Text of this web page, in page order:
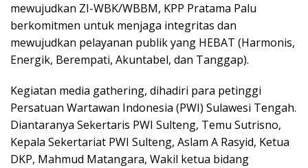
mewujudkan ZI-WBK/WBBM, KPP Pratama Palu
berkomitmen untuk menjaga integritas dan
mewujudkan pelayanan publik yang HEBAT (Harmonis,
Energik, Berempati, Akuntabel, dan Tanggap).
Kegiatan media gathering, dihadiri para petinggi
Persatuan Wartawan Indonesia (PWI) Sulawesi Tengah.
Diantaranya Sekertaris PWI Sulteng, Temu Sutrisno,
Kepala Sekertariat PWI Sulteng, Aslam A Rasyid, Ketua
DKP, Mahmud Matangara, Wakil ketua bidang